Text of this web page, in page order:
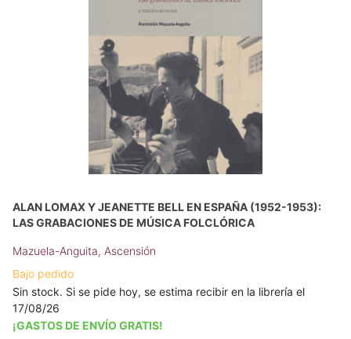
ALAN LOMAX Y JEANETTE BELL EN ESPAÑA (1952-1953):
LAS GRABACIONES DE MÚSICA FOLCLÓRICA
Mazuela-Anguita, Ascensión
Bajo pedido
Sin stock. Si se pide hoy, se estima recibir en la librería el
17/08/26
¡GASTOS DE ENVÍO GRATIS!